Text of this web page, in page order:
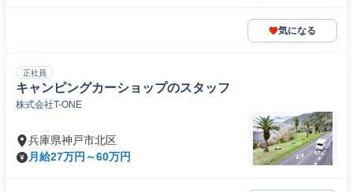
気になる
正社員
キャンピングカーショップのスタッフ
株式会社T-ONE
兵庫県神戸市北区
月給27万円～60万円